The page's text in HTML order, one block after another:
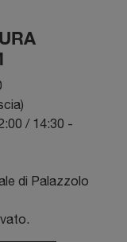
/ 14:30 -
di Palazzolo